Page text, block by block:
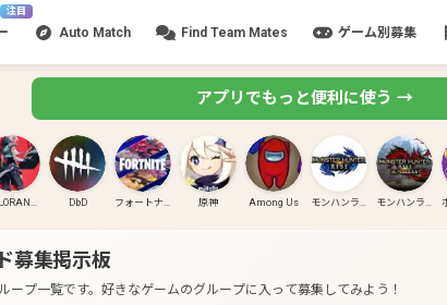
注目
Auto Match Find Team Mates ゲーム別募集
アプリでもっと便利に使う →
VALORANT(PC) DbD フォートナイト 原神 Among Us モンハンライズ モンハンライズ:サンブレイク
募集掲示板
ープ一覧です。 好きなゲームのグループに入って募集してみよう！